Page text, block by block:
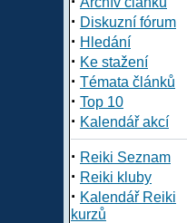
· Diskuzní fórum
· Hledání
· Ke stažení
· Témata článků
· Top 10
· Kalendář akcí
· Reiki Seznam
· Reiki kluby
· Kalendář Reiki
kurzů